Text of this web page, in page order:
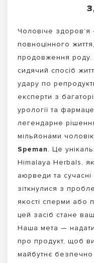
Чоловіче
повноцінного
продовження роду.
сидячий спосіб
удару по
експерти з
урології та
легендарне
мільйонами
Speman. Це
Himalaya Herbals,
аюрведи та сучасні
зіткнулися з
якості сперми або
цей засіб стане
Наша мета —
про продукт, щоб
майбутнє